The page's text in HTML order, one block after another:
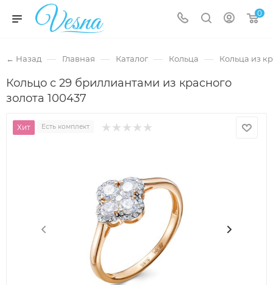
0
← Назад — Главная — Каталог — Кольца — Кольца из
Кольцо с 29 бриллиантами из красного
золота 100437
Хит Есть комплект